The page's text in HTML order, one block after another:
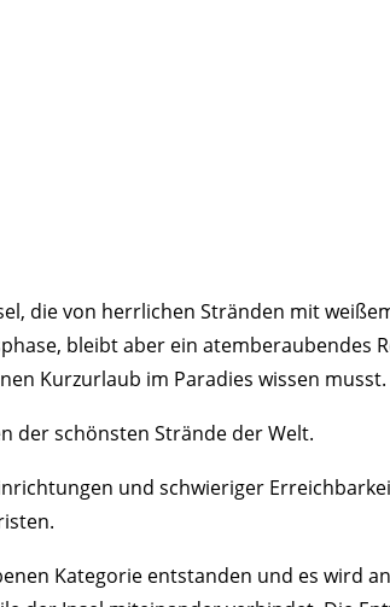
die von herrlichen Stränden mit
bleibt aber ein atemberaubendes
Kurzurlaub im Paradies wissen musst.
der schönsten Strände der Welt.
und schwieriger
Kategorie entstanden und es wird